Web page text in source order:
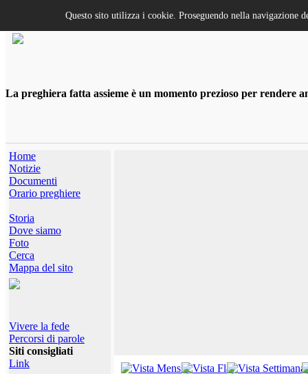
La preghiera fatta assieme è un momento prezioso per rendere
Home
Notizie
Documenti
Orario preghiere
Storia
Dove siamo
Foto
Cerca
Mappa del sito
Vivere la fede
Percorsi di parole
Siti consigliati
Link
Questo sito utilizza i cookie. Proseguendo nella navigazione